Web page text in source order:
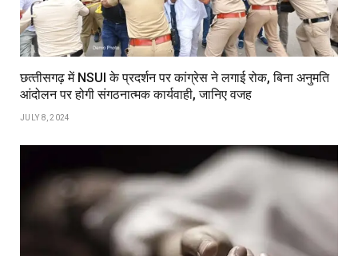
छत्‍तीसगढ़ में NSUI के प्रदर्शन पर कांग्रेस ने लगाई रोक, बिना अनुमति
आंदोलन पर होगी संगठनात्मक कार्यवाही, जानिए वजह
JULY 8, 2024